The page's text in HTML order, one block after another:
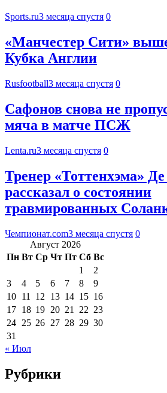
Sports.ru3 месяца спустя 0
«Манчестер Сити»
Кубка Англии
Rusfootball3 месяца спустя 0
Сафонов снова не
мяча в матче ПСЖ
Lenta.ru3 месяца спустя 0
Тренер «Тоттенхэма»
рассказал о состоянии
травмированных
Чемпионат.com3 месяца спустя 0
Август 2026
Пн Вт Ср Чт Пт Сб Вс
1
2
3
4 5 6 7 8
9
10 11 12 13 14 15 16
17 18 19 20 21 22 23
24 25 26 27 28 29 30
31
« Июл
Рубрики